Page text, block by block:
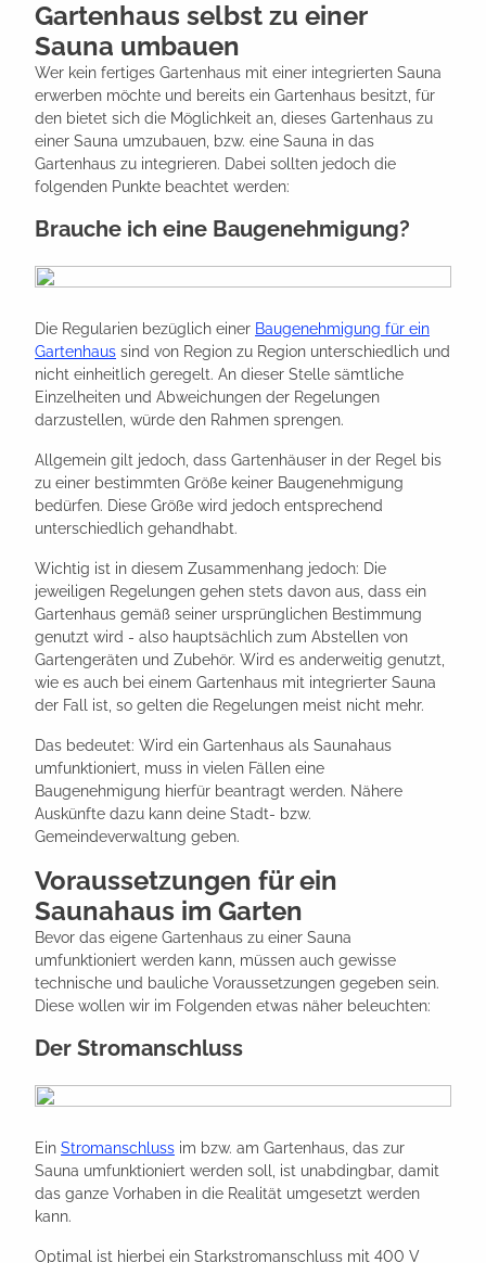
Gartenhaus selbst zu einer
Sauna umbauen
Wer kein fertiges Gartenhaus mit einer integrierten Sauna
erwerben möchte und bereits ein Gartenhaus besitzt, für
den bietet sich die Möglichkeit an, dieses Gartenhaus zu
einer Sauna umzubauen, bzw. eine Sauna in das
Gartenhaus zu integrieren. Dabei sollten jedoch die
folgenden Punkte beachtet werden:
Brauche ich eine Baugenehmigung?
Die Regularien bezüglich einer Baugenehmigung für ein
Gartenhaus sind von Region zu Region unterschiedlich und
nicht einheitlich geregelt. An dieser Stelle sämtliche
Einzelheiten und Abweichungen der Regelungen
darzustellen, würde den Rahmen sprengen.
Allgemein gilt jedoch, dass Gartenhäuser in der Regel bis
zu einer bestimmten Größe keiner Baugenehmigung
bedürfen. Diese Größe wird jedoch entsprechend
unterschiedlich gehandhabt.
Wichtig ist in diesem Zusammenhang jedoch: Die
jeweiligen Regelungen gehen stets davon aus, dass ein
Gartenhaus gemäß seiner ursprünglichen Bestimmung
genutzt wird - also hauptsächlich zum Abstellen von
Gartengeräten und Zubehör. Wird es anderweitig genutzt,
wie es auch bei einem Gartenhaus mit integrierter Sauna
der Fall ist, so gelten die Regelungen meist nicht mehr.
Das bedeutet: Wird ein Gartenhaus als Saunahaus
umfunktioniert, muss in vielen Fällen eine
Baugenehmigung hierfür beantragt werden. Nähere
Auskünfte dazu kann deine Stadt- bzw.
Gemeindeverwaltung geben.
Voraussetzungen für ein
Saunahaus im Garten
Bevor das eigene Gartenhaus zu einer Sauna
umfunktioniert werden kann, müssen auch gewisse
technische und bauliche Voraussetzungen gegeben sein.
Diese wollen wir im Folgenden etwas näher beleuchten:
Der Stromanschluss
Ein Stromanschluss im bzw. am Gartenhaus, das zur
Sauna umfunktioniert werden soll, ist unabdingbar, damit
das ganze Vorhaben in die Realität umgesetzt werden
kann.
Optimal ist hierbei ein Starkstromanschluss mit 400 V